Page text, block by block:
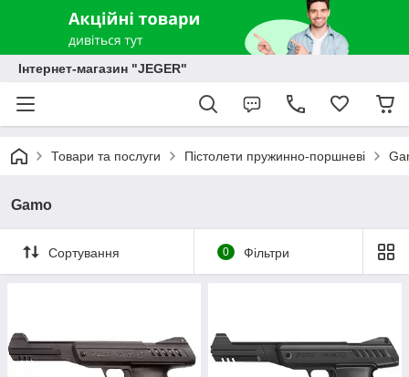
Інтернет-магазин "JEGER"
Товари та послуги Пістолети пружинно-поршневі
Gamo
Сортування 0 Фільтри